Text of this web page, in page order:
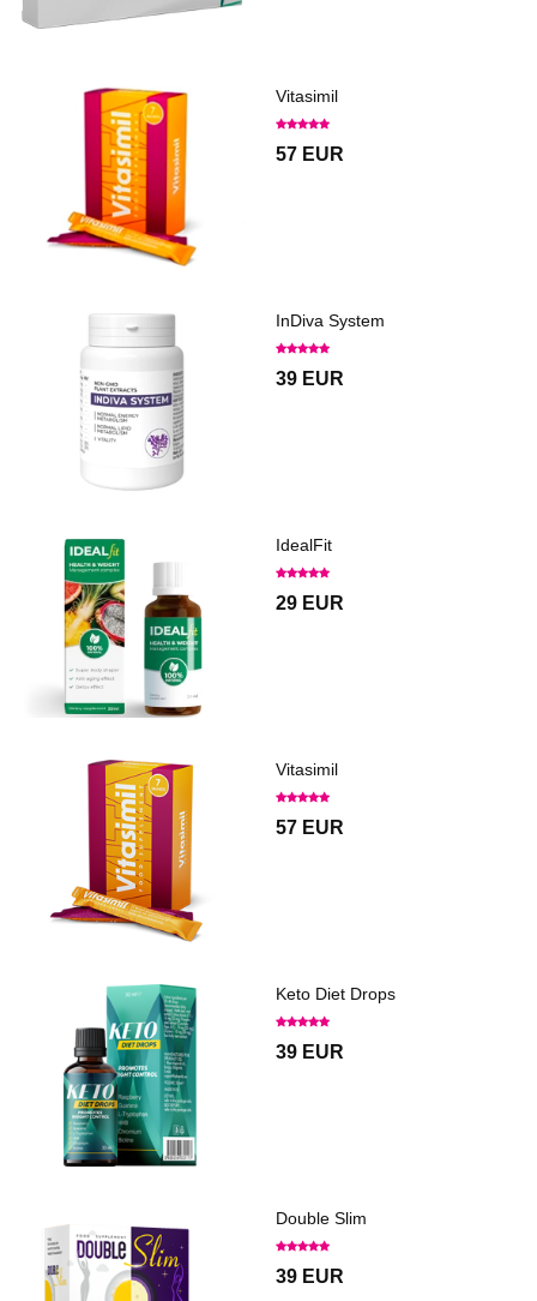
Vitasimil
57 EUR
InDiva System
39 EUR
IdealFit
29 EUR
Vitasimil
57 EUR
Keto Diet Drops
39 EUR
Double Slim
39 EUR